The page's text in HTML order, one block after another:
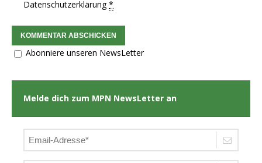
Datenschutzerklärung *
Abonniere unseren NewsLetter
Melde dich zum MPN NewsLetter an